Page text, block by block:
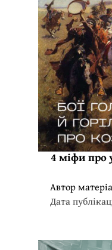
4 міфи про
Автор
Дата